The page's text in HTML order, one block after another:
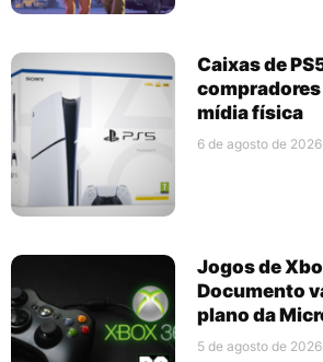
Caixas de
compradores
mídia física
6 de agosto de 2026
Jogos de
Documento
plano da
5 de agosto de 2026